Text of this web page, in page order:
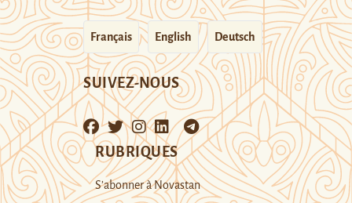
Français English Deutsch
SUIVEZ-NOUS
RUBRIQUES
S’abonner à Novastan